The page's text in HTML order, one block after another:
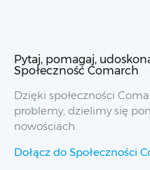
Pytaj, pomagaj,
Społeczność Comarch
Dzięki społeczności
problemy, dzielimy się
nowościach.
Dołącz do Społeczności